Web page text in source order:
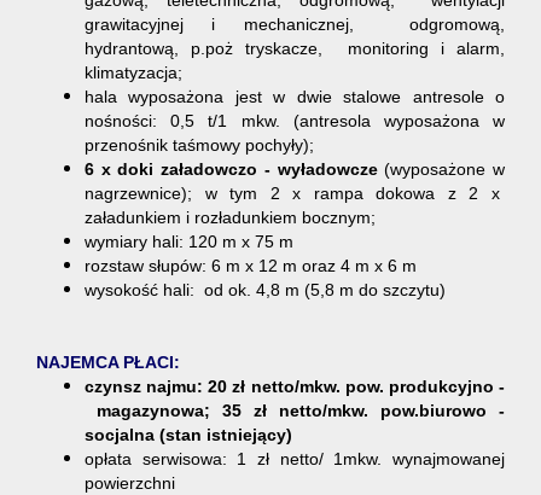
grawitacyjnej i mechanicznej, odgromową,
hydrantową, p.poż tryskacze, monitoring i alarm,
klimatyzacja;
hala wyposażona jest w dwie stalowe antresole o
nośności: 0,5 t/1 mkw. (antresola wyposażona w
przenośnik taśmowy pochyły);
6 x doki załadowczo - wyładowcze (wyposażone w
nagrzewnice); w tym 2 x rampa dokowa z 2 x
załadunkiem i rozładunkiem bocznym;
wymiary hali: 120 m x 75 m
rozstaw słupów: 6 m x 12 m oraz 4 m x 6 m
wysokość hali: od ok. 4,8 m (5,8 m do szczytu)
NAJEMCA PŁACI:
czynsz najmu: 20 zł netto/mkw. pow. produkcyjno -
magazynowa; 35 zł netto/mkw. pow.biurowo -
socjalna (stan istniejący)
opłata serwisowa: 1 zł netto/ 1mkw. wynajmowanej
powierzchni